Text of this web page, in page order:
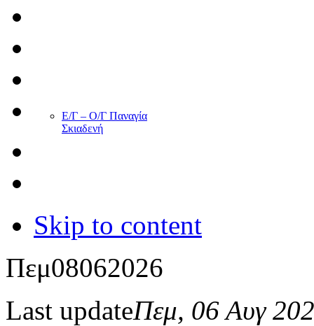
Ε/Γ – Ο/Γ Παναγία
Σκιαδενή
Skip to content
Πεμ08062026
Last updateΠεμ, 06 Αυγ